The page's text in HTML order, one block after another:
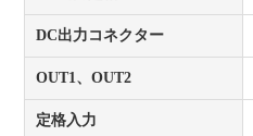
DC出力コネクター
OUT1、OUT2
定格入力